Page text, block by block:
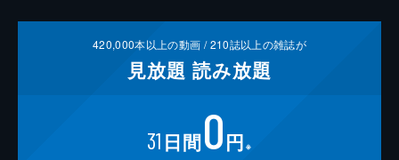
420,000本以上の動画 /210誌以上の雑誌が
見放題 読み放題
31 日間0円 ※